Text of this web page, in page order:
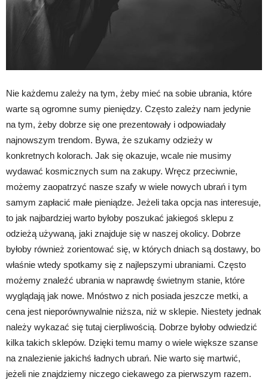
Nie każdemu zależy na tym, żeby mieć na sobie ubrania, które
warte są ogromne sumy pieniędzy. Często zależy nam jedynie
na tym, żeby dobrze się one prezentowały i odpowiadały
najnowszym trendom. Bywa, że szukamy odzieży w
konkretnych kolorach. Jak się okazuje, wcale nie musimy
wydawać kosmicznych sum na zakupy. Wręcz przeciwnie,
możemy zaopatrzyć nasze szafy w wiele nowych ubrań i tym
samym zapłacić małe pieniądze. Jeżeli taka opcja nas interesuje,
to jak najbardziej warto byłoby poszukać jakiegoś sklepu z
odzieżą używaną, jaki znajduje się w naszej okolicy. Dobrze
byłoby również zorientować się, w których dniach są dostawy, bo
właśnie wtedy spotkamy się z najlepszymi ubraniami. Często
możemy znaleźć ubrania w naprawdę świetnym stanie, które
wyglądają jak nowe. Mnóstwo z nich posiada jeszcze metki, a
cena jest nieporównywalnie niższa, niż w sklepie. Niestety jednak
należy wykazać się tutaj cierpliwością. Dobrze byłoby odwiedzić
kilka takich sklepów. Dzięki temu mamy o wiele większe szanse
na znalezienie jakichś ładnych ubrań. Nie warto się martwić,
jeżeli nie znajdziemy niczego ciekawego za pierwszym razem.